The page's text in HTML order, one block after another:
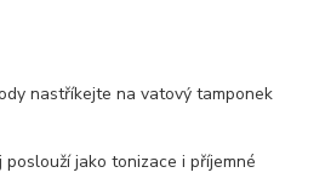
nastříkejte na vatový tamponek
jako tonizace i příjemné